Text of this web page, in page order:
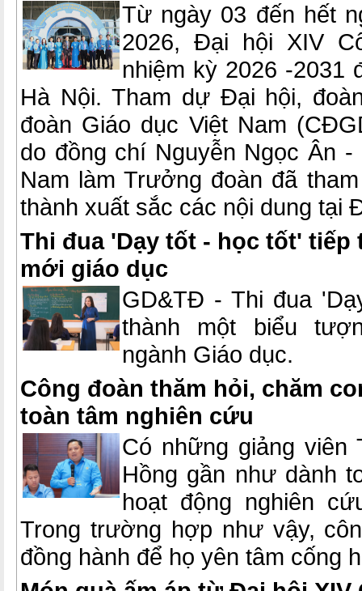
Từ ngày 03 đến hết
2026, Đại hội XIV
nhiệm kỳ 2026 -2031
Hà Nội. Tham dự Đại hội,
đoàn Giáo dục Việt Nam
do đồng chí Nguyễn Ngọc Ân
Nam làm Trưởng đoàn đã
thành xuất sắc các nội dung tại
Thi đua 'Dạy tốt - học tốt'
mới giáo dục
GD&TĐ - Thi đua
thành một biểu
ngành Giáo dục.
Công đoàn thăm hỏi, chăm
toàn tâm nghiên cứu
Có những giảng
Hồng gần như dành
hoạt động nghiên
Trong trường hợp như vậy,
đồng hành để họ yên tâm cống